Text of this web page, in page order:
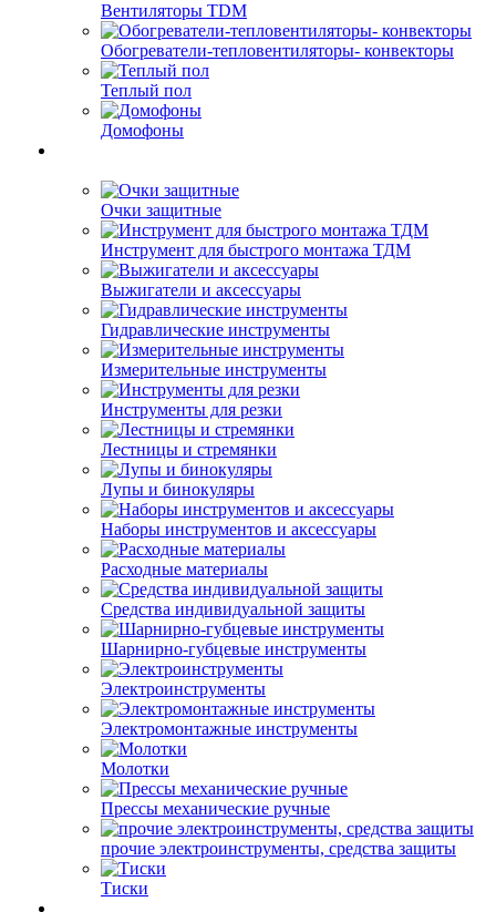
Вентиляторы TDM
Обогреватели-тепловентиляторы- конвекторы
Теплый пол
Домофоны
Очки защитные
Инструмент для быстрого монтажа ТДМ
Выжигатели и аксессуары
Гидравлические инструменты
Измерительные инструменты
Инструменты для резки
Лестницы и стремянки
Лупы и бинокуляры
Наборы инструментов и аксессуары
Расходные материалы
Средства индивидуальной защиты
Шарнирно-губцевые инструменты
Электроинструменты
Электромонтажные инструменты
Молотки
Прессы механические ручные
прочие электроинструменты, средства защиты
Тиски